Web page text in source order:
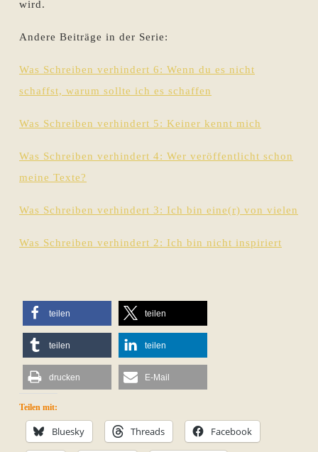
wird.
Andere Beiträge in der Serie:
Was Schreiben verhindert 6: Wenn du es nicht
schaffst, warum sollte ich es schaffen
Was Schreiben verhindert 5: Keiner kennt mich
Was Schreiben verhindert 4: Wer veröffentlicht schon
meine Texte?
Was Schreiben verhindert 3: Ich bin eine(r) von vielen
Was Schreiben verhindert 2: Ich bin nicht inspiriert
teilen teilen
teilen teilen
drucken E-Mail
Teilen mit:
Bluesky Threads Facebook